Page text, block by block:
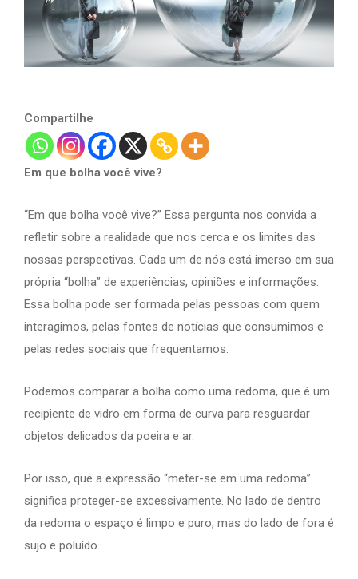
Compartilhe
Em que bolha você vive?
“Em que bolha você vive?” Essa pergunta nos convida a
refletir sobre a realidade que nos cerca e os limites das
nossas perspectivas. Cada um de nós está imerso em sua
própria “bolha” de experiências, opiniões e informações.
Essa bolha pode ser formada pelas pessoas com quem
interagimos, pelas fontes de notícias que consumimos e
pelas redes sociais que frequentamos.
Podemos comparar a bolha como uma redoma, que é um
recipiente de vidro em forma de curva para resguardar
objetos delicados da poeira e ar.
Por isso, que a expressão “meter-se em uma redoma”
significa proteger-se excessivamente. No lado de dentro
da redoma o espaço é limpo e puro, mas do lado de fora é
sujo e poluído.